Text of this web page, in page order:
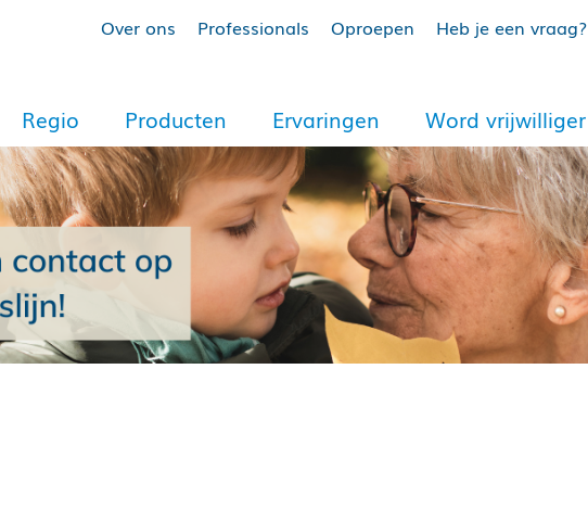
Over ons Professionals Oproepen Heb je een vraag?
Regio Producten Ervaringen Word vrijwilliger